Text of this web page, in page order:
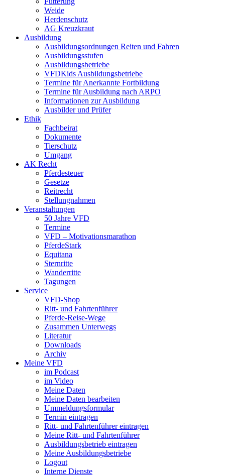
Weide
Herdenschutz
AG Kreuzkraut
Ausbildung
Ausbildungsordnungen Reiten und Fahren
Ausbildungsstufen
Ausbildungsbetriebe
VFDKids Ausbildungsbetriebe
Termine für Anerkannte Fortbildung
Termine für Ausbildung nach ARPO
Informationen zur Ausbildung
Ausbilder und Prüfer
Ethik
Fachbeirat
Dokumente
Tierschutz
Umgang
AK Recht
Pferdesteuer
Gesetze
Reitrecht
Stellungnahmen
Veranstaltungen
50 Jahre VFD
Termine
VFD – Motivationsmarathon
PferdeStark
Equitana
Sternritte
Wanderritte
Tagungen
Service
VFD-Shop
Ritt- und Fahrtenführer
Pferde-Reise-Wege
Zusammen Unterwegs
Literatur
Downloads
Archiv
Meine VFD
im Podcast
im Video
Meine Daten
Meine Daten bearbeiten
Ummeldungsformular
Termin eintragen
Ritt- und Fahrtenführer eintragen
Meine Ritt- und Fahrtenführer
Ausbildungsbetrieb eintragen
Meine Ausbildungsbetriebe
Logout
Interne Dienste